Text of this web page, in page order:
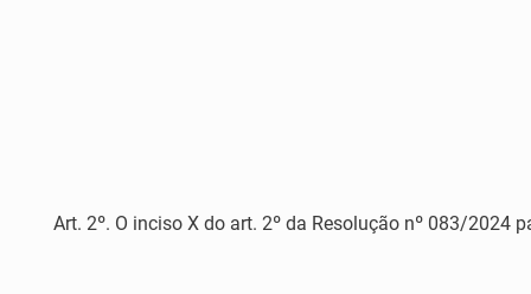
Art. 2º. O inciso X do art. 2º da Resolução nº 083/2024